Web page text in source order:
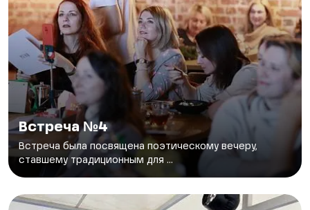
Встреча №4
Встреча была посвящена поэтическому вечеру,
ставшему традиционным для ...